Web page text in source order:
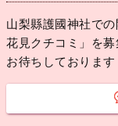
山梨縣護國神社で
花見クチコミ」を
お待ちしております